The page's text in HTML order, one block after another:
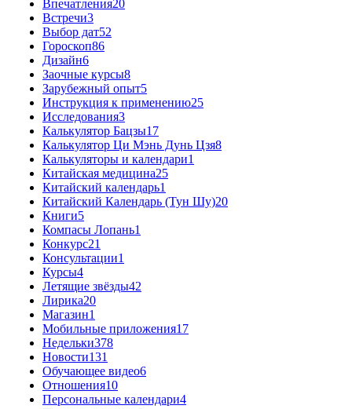
Впечатления20
Встречи3
Выбор дат52
Гороскоп86
Дизайн6
Заочные курсы8
Зарубежный опыт5
Инструкция к применению25
Исследования3
Калькулятор Бацзы17
Калькулятор Ци Мэнь Дунь Цзя8
Калькуляторы и календари1
Китайская медицина25
Китайский календарь1
Китайский Календарь (Тун Шу)20
Книги5
Компасы Лопань1
Конкурс21
Консультации1
Курсы4
Летящие звёзды42
Лирика20
Магазин1
Мобильные приложения17
Недельки378
Новости131
Обучающее видео6
Отношения10
Персональные календари4